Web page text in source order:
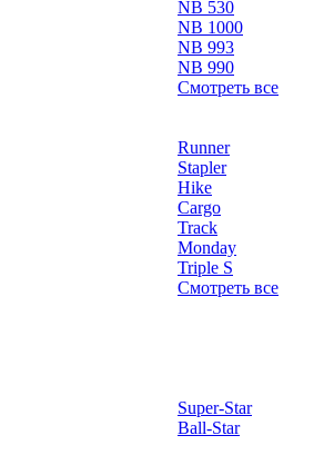
NB 530
NB 1000
NB 993
NB 990
Смотреть все
Runner
Stapler
Hike
Cargo
Track
Monday
Triple S
Смотреть все
Super-Star
Ball-Star